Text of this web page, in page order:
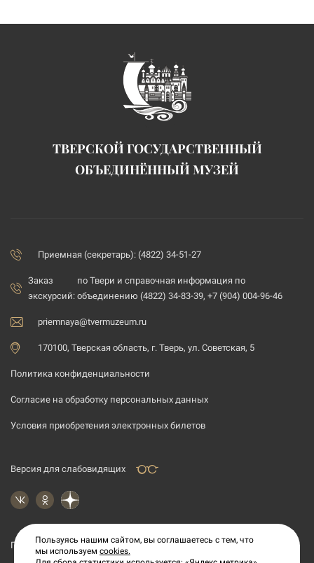
ТВЕРСКОЙ ГОСУДАРСТВЕННЫЙ
ОБЪЕДИНЁННЫЙ МУЗЕЙ
Приемная (секретарь): (4822) 34-51-27
Заказ
экскурсий:
по Твери и справочная информация по
объединению (4822) 34-83-39, +7 (904) 004-96-46
priemnaya@tvermuzeum.ru
170100, Тверская область, г. Тверь, ул. Советская, 5
Политика конфиденциальности
Согласие на обработку персональных данных
Условия приобретения электронных билетов
Версия для слабовидящих
Подпишитесь на рассылку новостей
Пользуясь нашим сайтом, вы соглашаетесь с тем, что
мы используем cookies.